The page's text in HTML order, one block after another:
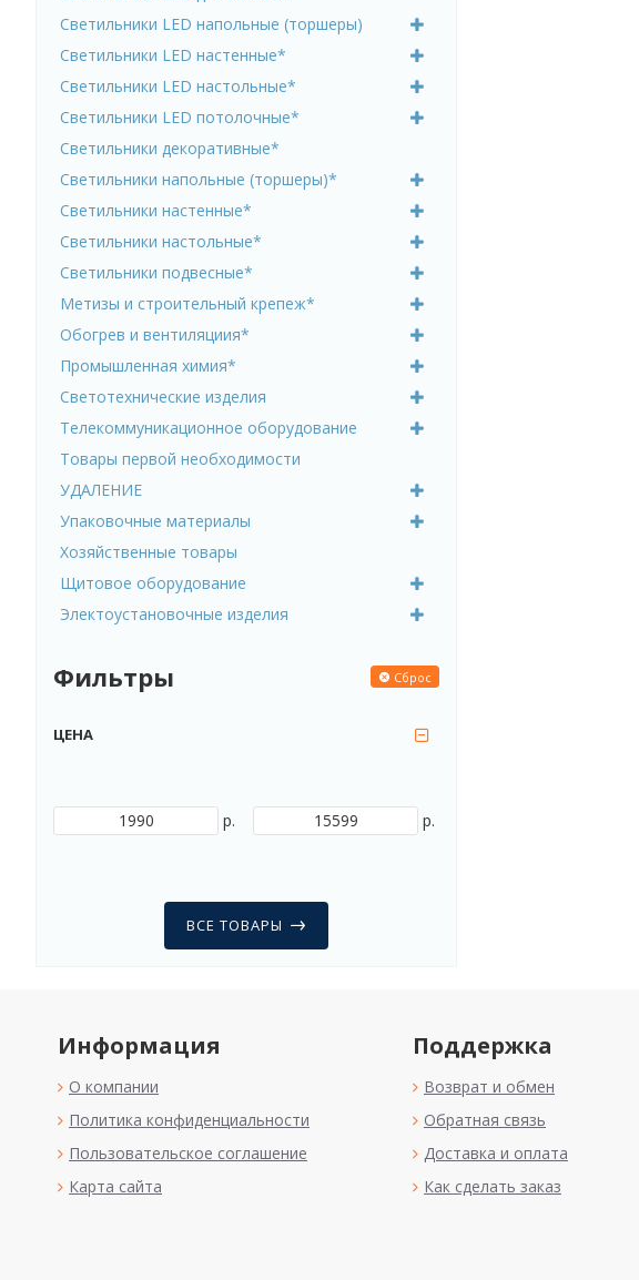
Светильники LED напольные (торшеры)
Светильники LED настенные*
Светильники LED настольные*
Светильники LED потолочные*
Светильники декоративные*
Светильники напольные (торшеры)*
Светильники настенные*
Светильники настольные*
Светильники подвесные*
Метизы и строительный крепеж*
Обогрев и вентиляциия*
Промышленная химия*
Светотехнические изделия
Телекоммуникационное оборудование
Товары первой необходимости
УДАЛЕНИЕ
Упаковочные материалы
Хозяйственные товары
Щитовое оборудование
Электоустановочные изделия
Фильтры Сброс
ЦЕНА
р. р.
ВСЕ ТОВАРЫ
Информация
О компании
Политика конфиденциальности
Пользовательское соглашение
Карта сайта
Поддержка
Возврат и обмен
Обратная связь
Доставка и оплата
Как сделать заказ